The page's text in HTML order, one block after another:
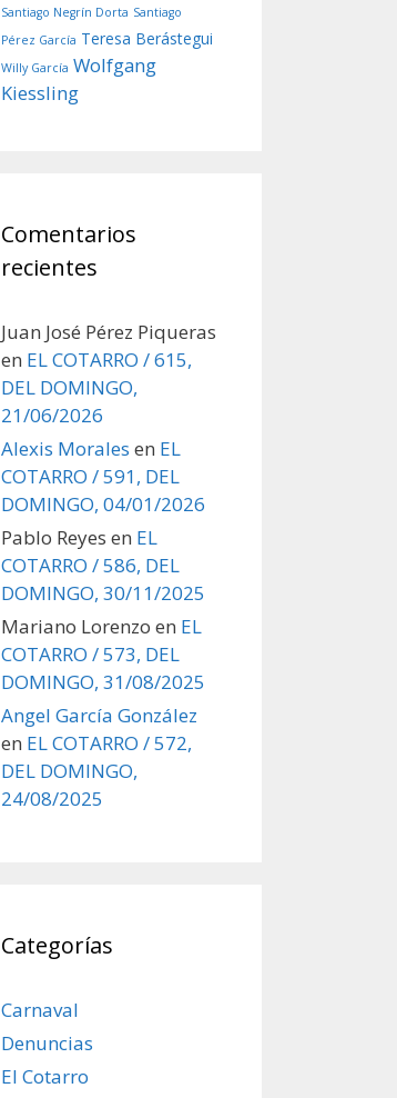
Santiago Negrín Dorta Santiago
Pérez García Teresa Berástegui
Willy García Wolfgang
Kiessling
Comentarios
recientes
Juan José Pérez Piqueras
en EL COTARRO / 615,
DEL DOMINGO,
21/06/2026
Alexis Morales en EL
COTARRO / 591, DEL
DOMINGO, 04/01/2026
Pablo Reyes en EL
COTARRO / 586, DEL
DOMINGO, 30/11/2025
Mariano Lorenzo en EL
COTARRO / 573, DEL
DOMINGO, 31/08/2025
Angel García González
en EL COTARRO / 572,
DEL DOMINGO,
24/08/2025
Categorías
Carnaval
Denuncias
El Cotarro